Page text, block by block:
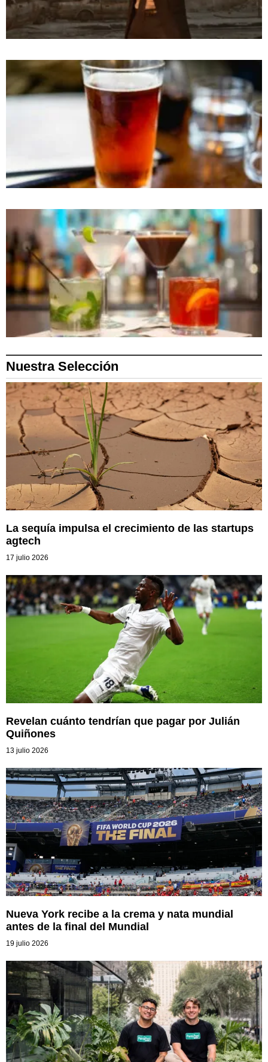
Nuestra Selección
La sequía impulsa el crecimiento de las startups
agtech
17 julio 2026
Revelan cuánto tendrían que pagar por Julián
Quiñones
13 julio 2026
Nueva York recibe a la crema y nata mundial
antes de la final del Mundial
19 julio 2026